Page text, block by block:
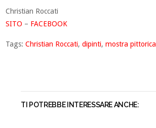
Christian Roccati
SITO – FACEBOOK
Tags:Christian Roccati,dipinti,mostra pittorica
TI POTREBBE INTERESSARE ANCHE: